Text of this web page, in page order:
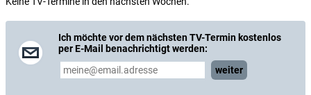
Ich möchte vor dem nächsten TV-Termin kostenlos
per E-Mail benachrichtigt werden:
weiter